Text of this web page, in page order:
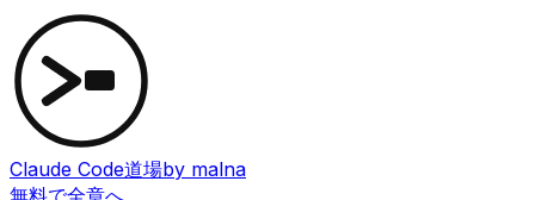
Claude Code道場by malna
無料で全章へ